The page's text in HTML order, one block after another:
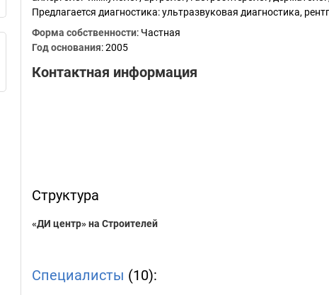
Предлагается диагностика: ультразвуковая диагностика,
Форма собственности: Частная
Год основания:2005
Контактная информация
Структура
«ДИ центр» на Строителей
Специалисты (10):